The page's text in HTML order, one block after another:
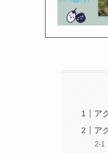
ア
ア